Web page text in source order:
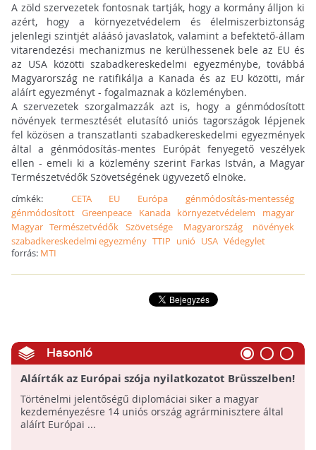
A zöld szervezetek fontosnak tartják, hogy a kormány álljon ki
azért, hogy a környezetvédelem és élelmiszerbiztonság
jelenlegi szintjét aláásó javaslatok, valamint a befektető-állam
vitarendezési mechanizmus ne kerülhessenek bele az EU és
az USA közötti szabadkereskedelmi egyezménybe, továbbá
Magyarország ne ratifikálja a Kanada és az EU közötti, már
aláírt egyezményt - fogalmaznak a közleményben.
A szervezetek szorgalmazzák azt is, hogy a génmódosított
növények termesztését elutasító uniós tagországok lépjenek
fel közösen a transzatlanti szabadkereskedelmi egyezmények
által a génmódosítás-mentes Európát fenyegető veszélyek
ellen - emeli ki a közlemény szerint Farkas István, a Magyar
Természetvédők Szövetségének ügyvezető elnöke.
címkék: CETA EU Európa
génmódosítás-mentesség
génmódosított Greenpeace Kanada környezetvédelem
magyar
Magyar Természetvédők Szövetsége
Magyarország
növények
szabadkereskedelmi egyezmény TTIP unió USA Védegylet
forrás: MTI
Hasonló
Aláírták az Európai szója nyilatkozatot Brüsszelben!
Történelmi jelentőségű diplomáciai siker a magyar
kezdeményezésre 14 uniós ország agrárminisztere által
aláírt Európai ...